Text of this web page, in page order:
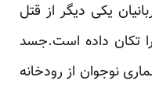
یکی دیگر از قتل
تکان داده است.جسد
نوجوان از رودخانه